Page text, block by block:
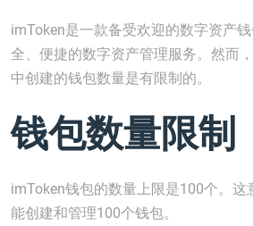
imToken是一款备受欢迎的数字资产
全、便捷的数字资产管理服务。然而
中创建的钱包数量是有限制的。
钱包数量限制
imToken钱包的数量上限是100个。这
能创建和管理100个钱包。